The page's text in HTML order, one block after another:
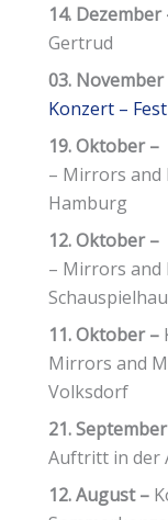
14. Dezember
Gertrud
03. November
Konzert –
19. Oktober –
– Mirrors and
Hamburg
12. Oktober –
– Mirrors and
11. Oktober –
Mirrors and
Volksdorf
21.
Auftritt in der
12. August –